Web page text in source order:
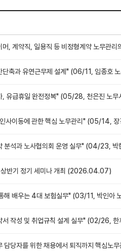
머, 계약직, 일용직 등 비정형계약 노무관
단축과 유연근무제 설계" (06/11, 임종호
, 유급휴일 완전정복" (05/28, 천은진 노무
사이동에 관한 핵심 노무관리" (05/14, 장
분석과 노사협의회 운영 실무" (04/23, 박
반기 정기 세미나 개최 (2026.04.07)
해 배우는 4대 보험실무" (03/11, 박인아
서 작성 및 취업규칙 설계 실무" (02/26, 한
담당자를 위한 채용에서 퇴직까지 핵심노